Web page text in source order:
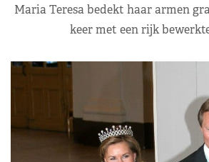
Maria Teresa bedekt haar armen
keer met een rijk